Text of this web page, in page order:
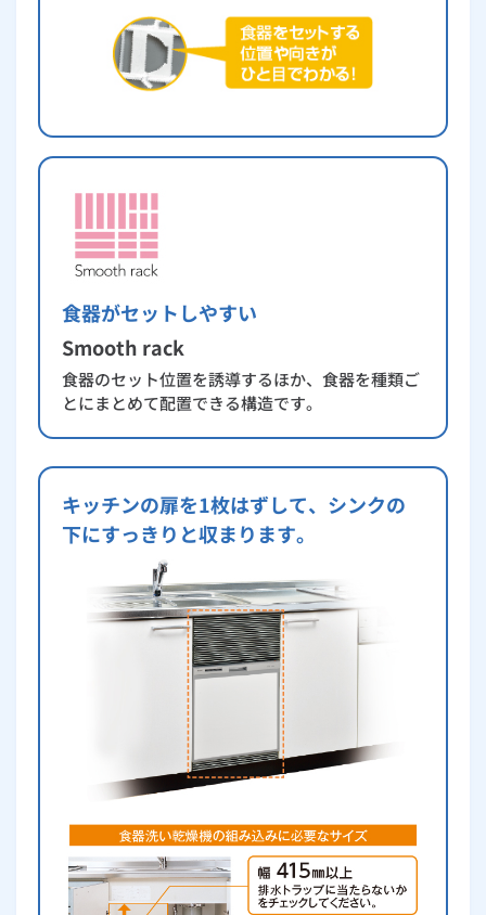
食器がセットしやすい
Smooth rack
食器のセット位置を誘導するほか、食器を種類ご
とにまとめて配置できる構造です。
キッチンの扉を1枚はずして、シンクの
下にすっきりと収まります。